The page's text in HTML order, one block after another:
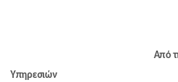
Γούρνες
Από τη Δ/νση
Υπηρεσιών